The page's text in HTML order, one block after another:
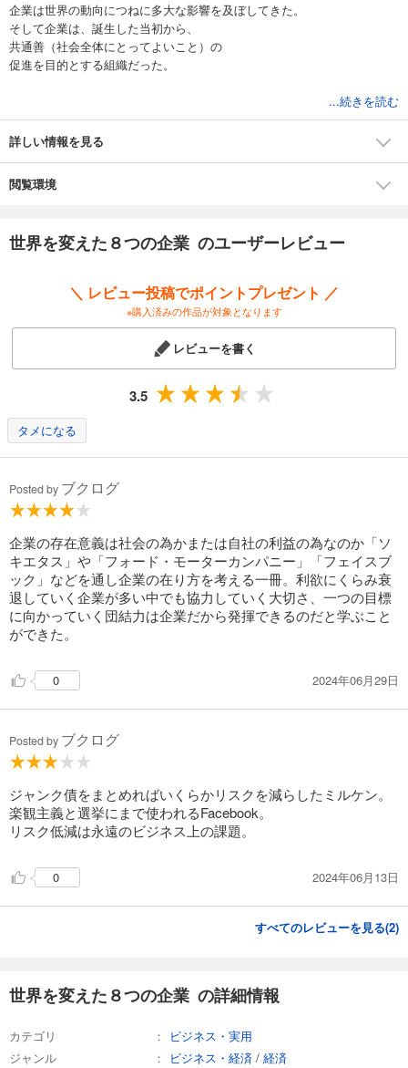
企業は世界の動向につねに多大な影響を及ぼしてきた。
そして企業は、誕生した当初から、
共通善（社会全体にとってよいこと）の
促進を目的とする組織だった。
しかし今、企業はひたすら利益だけを追い求める集団であり、
人間味などとは無縁のものであると考えている人は多い。
では、企業はどこで、どのように変節してしまったのか？
時代を画した8つの企業の歴史を俯瞰しつつ、
現代社会を読み解き、
うのは避けられないことなのか。企業の歴史とは、結局のところ、大き
な期待と失望の繰り返しでしかないのか。企業が世界という舞台で果た
す役割について、社会はだまされるだけなのか。そんなことはない、と
いうのがわたしの考えだ」（「序――企業の役割」より）
世界8ヵ国で刊行！
「エコノミスト」「ウォール・ストリート・ジャーナル」絶賛！
...続きを読む
詳しい情報を見る
閲覧環境
世界を変えた８つの企業 のユーザーレビュー
＼ レビュー投稿でポイントプレゼント ／
※購入済みの作品が対象となります
レビューを書く
3.5
タメになる
Posted by ブクログ
企業の存在意義は社会の為かまたは自社の利益の為なのか「ソ
キエタス」や「フォード・モーターカンパニー」「フェイスブ
ック」などを通し企業の在り方を考える一冊。利欲にくらみ衰
退していく企業が多い中でも協力していく大切さ、一つの目標
に向かっていく団結力は企業だから発揮できるのだと学ぶこと
ができた。
0 2024年06月29日
Posted by ブクログ
ジャンク債をまとめればいくらかリスクを減らしたミルケン。
楽観主義と選挙にまで使われるFacebook。
リスク低減は永遠のビジネス上の課題。
0 2024年06月13日
すべてのレビューを見る(2)
世界を変えた８つの企業 の詳細情報
カテゴリ
ビジネス・実用
ジャンル
ビジネス・経済 / 経済